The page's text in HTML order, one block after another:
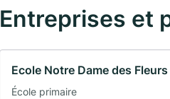
Entreprises et
Ecole Notre Dame des Fleurs
École primaire